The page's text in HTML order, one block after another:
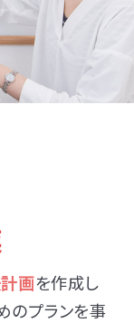
画を作成し
のプランを事